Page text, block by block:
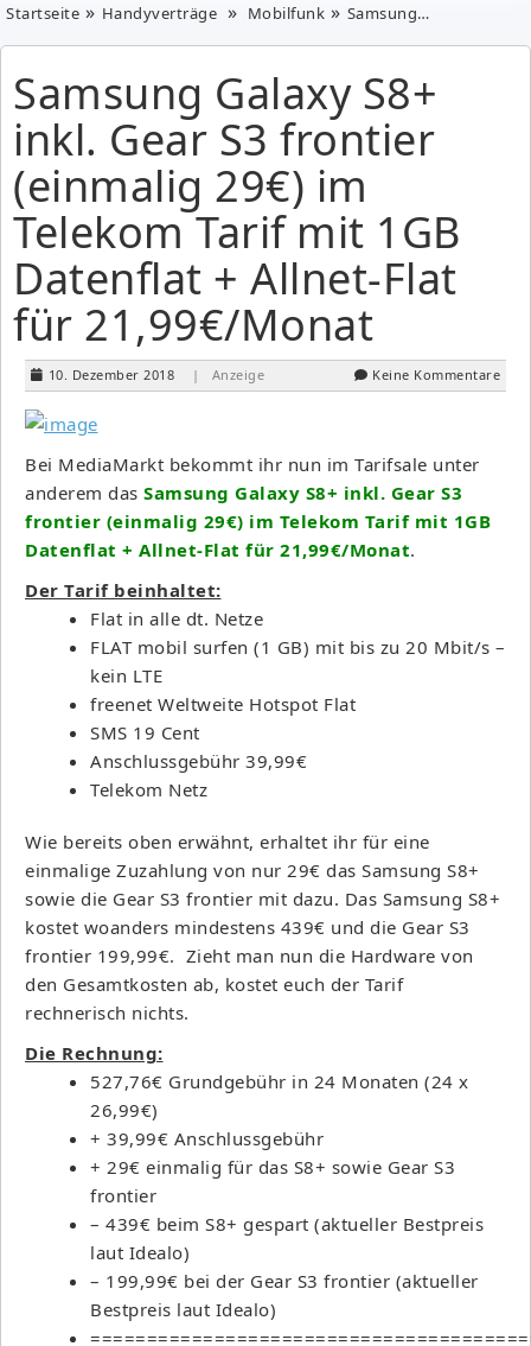
Startseite Handyverträge Mobilfunk Samsung Galaxy S8+ inkl. Gear S3 frontier (einmalig 29€) im Telekom Tarif mit 1GB Datenflat + Allnet-Flat für 21,99€/Monat
Samsung Galaxy S8+
inkl. Gear S3 frontier
(einmalig 29€) im
Telekom Tarif mit 1GB
Datenflat + Allnet-Flat
für 21,99€/Monat
10. Dezember 2018 | Anzeige Keine Kommentare
Bei MediaMarkt bekommt ihr nun im Tarifsale unter
anderem das Samsung Galaxy S8+ inkl. Gear S3
frontier (einmalig 29€) im Telekom Tarif mit 1GB
Datenflat + Allnet-Flat für 21,99€/Monat.
Der Tarif beinhaltet:
Flat in alle dt. Netze
FLAT mobil surfen (1 GB) mit bis zu 20 Mbit/s –
kein LTE
freenet Weltweite Hotspot Flat
SMS 19 Cent
Anschlussgebühr 39,99€
Telekom Netz
Wie bereits oben erwähnt, erhaltet ihr für eine
einmalige Zuzahlung von nur 29€ das Samsung S8+
sowie die Gear S3 frontier mit dazu. Das Samsung S8+
kostet woanders mindestens 439€ und die Gear S3
frontier 199,99€. Zieht man nun die Hardware von
den Gesamtkosten ab, kostet euch der Tarif
rechnerisch nichts.
Die Rechnung:
527,76€ Grundgebühr in 24 Monaten (24 x
26,99€)
+ 39,99€ Anschlussgebühr
+ 29€ einmalig für das S8+ sowie Gear S3
frontier
– 439€ beim S8+ gespart (aktueller Bestpreis
laut Idealo)
– 199,99€ bei der Gear S3 frontier (aktueller
Bestpreis laut Idealo)